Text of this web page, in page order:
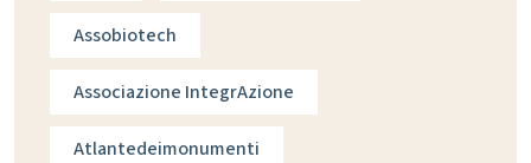
Assobiotech
Associazione IntegrAzione
Atlantedeimonumenti